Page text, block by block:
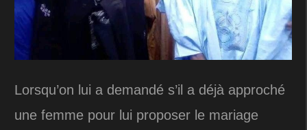
Lorsqu’on lui a demandé s’il a déjà approché
une femme pour lui proposer le mariage